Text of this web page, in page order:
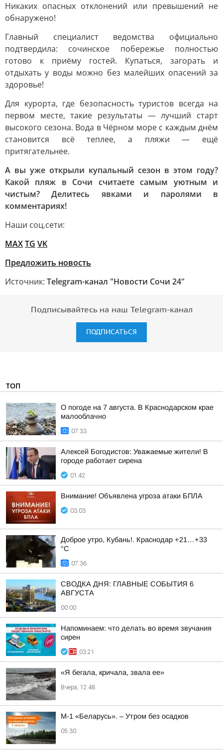
Никаких опасных отклонений или превышений не
обнаружено!
Главный специалист ведомства официально
подтвердила: сочинское побережье полностью
готово к приёму гостей. Купаться, загорать и
отдыхать у воды можно без малейших опасений за
здоровье!
Для курорта, где безопасность туристов всегда на
первом месте, такие результаты — лучший старт
высокого сезона. Вода в Чёрном море с каждым днём
становится всё теплее, а пляжи — ещё
притягательнее.
А вы уже открыли купальный сезон в этом году?
Какой пляж в Сочи считаете самым уютным и
чистым? Делитесь явками и паролями в
комментариях!
Наши соц.сети:
MAXTG VK
Предложить новость
Источник: Telegram-канал "Новости Сочи 24"
Подписывайтесь на наш Telegram-канал
ПОДПИСАТЬСЯ
ТОП
О погоде на 7 августа. В Краснодарском крае
малооблачно
07:33
Алексей Богодистов: Уважаемые жители! В
городе работает сирена
01:42
Внимание! Объявлена угроза атаки БПЛА
03:03
Доброе утро, Кубань!. Краснодар +21…+33
°С
07:36
СВОДКА ДНЯ: ГЛАВНЫЕ СОБЫТИЯ 6
АВГУСТА
00:00
Напоминаем: что делать во время звучания
сирен
03:21
«Я бегала, кричала, звала ее»
Вчера, 12:48
М-1 «Беларусь». – Утром без осадков
05:30